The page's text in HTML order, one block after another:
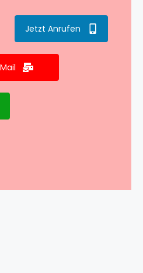
Jetzt Anrufen